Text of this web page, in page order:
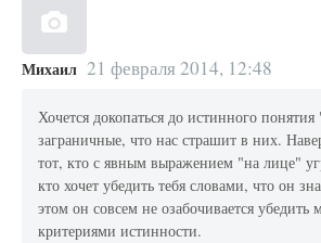
Михаил 21 февраля 2014, 12:48
Хочется докопаться до истинного понятия
заграничные, что нас страшит в них.
тот, кто с явным выражением "на лице"
кто хочет убедить тебя словами, что он
этом он совсем не озабочивается убедить
критериями истинности.